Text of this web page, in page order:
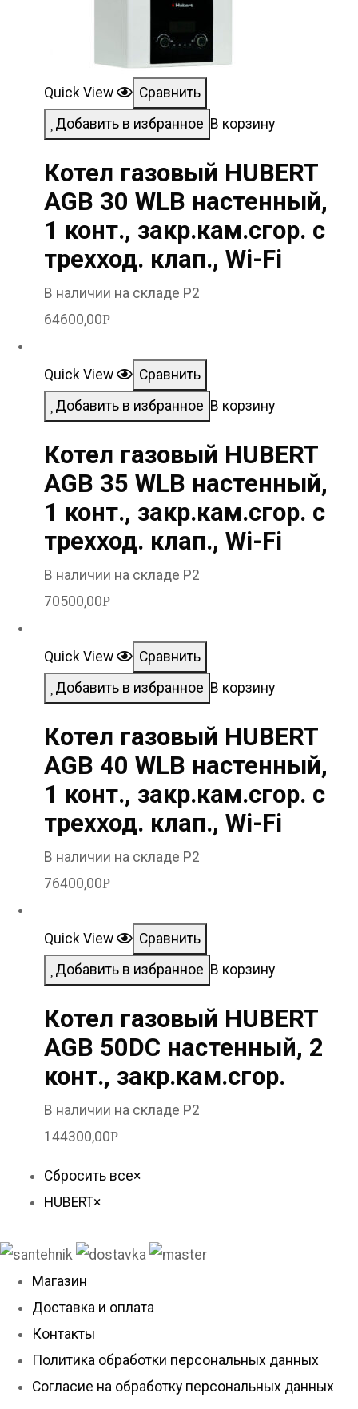
Quick View
Сравнить
Добавить в избранное В корзину
Котел газовый HUBERT
AGB 30 WLB настенный,
1 конт., закр.кам.сгор. с
трехход. клап., Wi-Fi
В наличии на складе Р2
64600,00Р
Quick View
Сравнить
Добавить в избранное В корзину
Котел газовый HUBERT
AGB 35 WLB настенный,
1 конт., закр.кам.сгор. с
трехход. клап., Wi-Fi
В наличии на складе Р2
70500,00Р
Quick View
Сравнить
Добавить в избранное В корзину
Котел газовый HUBERT
AGB 40 WLB настенный,
1 конт., закр.кам.сгор. с
трехход. клап., Wi-Fi
В наличии на складе Р2
76400,00Р
Quick View
Сравнить
Добавить в избранное В корзину
Котел газовый HUBERT
AGB 50DС настенный, 2
конт., закр.кам.сгор.
В наличии на складе Р2
144300,00Р
Сбросить все×
HUBERT×
Магазин
Доставка и оплата
Контакты
Политика обработки персональных данных
Согласие на обработку персональных данных